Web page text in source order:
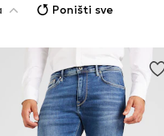
Poništi sve